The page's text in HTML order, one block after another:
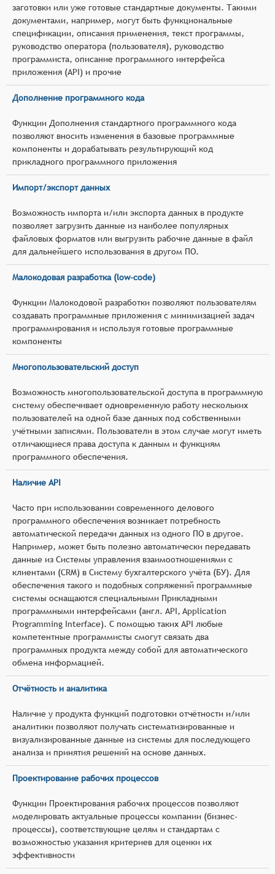
заготовки или уже готовые стандартные документы. Такими
документами, например, могут быть функциональные
спецификации, описания применения, текст программы,
руководство оператора (пользователя), руководство
программиста, описание программного интерфейса
приложения (API) и прочие
Дополнение программного кода
Функции Дополнения стандартного программного кода
позволяют вносить изменения в базовые программные
компоненты и дорабатывать результирующий код
прикладного программного приложения
Импорт/экспорт данных
Возможность импорта и/или экспорта данных в продукте
позволяет загрузить данные из наиболее популярных
файловых форматов или выгрузить рабочие данные в файл
для дальнейшего использования в другом ПО.
Малокодовая разработка (low-code)
Функции Малокодовой разработки позволяют пользователям
создавать программные приложения с минимизацией задач
программирования и используя готовые программные
компоненты
Многопользовательский доступ
Возможность многопользовательской доступа в программную
систему обеспечивает одновременную работу нескольких
пользователей на одной базе данных под собственными
учётными записями. Пользователи в этом случае могут иметь
отличающиеся права доступа к данным и функциям
программного обеспечения.
Наличие API
Часто при использовании современного делового
программного обеспечения возникает потребность
автоматической передачи данных из одного ПО в другое.
Например, может быть полезно автоматически передавать
данные из Системы управления взаимоотношениями с
клиентами (CRM) в Систему бухгалтерского учёта (БУ). Для
обеспечения такого и подобных сопряжений программные
системы оснащаются специальными Прикладными
программными интерфейсами (англ. API, Application
Programming Interface). С помощью таких API любые
компетентные программисты смогут связать два
программных продукта между собой для автоматического
обмена информацией.
Отчётность и аналитика
Наличие у продукта функций подготовки отчётности и/или
аналитики позволяют получать систематизированные и
визуализированные данные из системы для последующего
анализа и принятия решений на основе данных.
Проектирование рабочих процессов
Функции Проектирования рабочих процессов позволяют
моделировать актуальные процессы компании (бизнес-
процессы), соответствующие целям и стандартам с
возможностью указания критериев для оценки их
эффективности